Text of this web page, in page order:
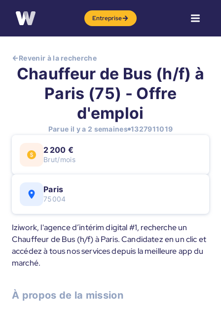
Entreprise
Revenir à la recherche
Chauffeur de Bus (h/f) à
Paris (75) - Offre
d'emploi
Parue il y a 2 semaines 1327911019
2 200 €
Brut/mois
Paris
75004
Iziwork, l'agence d’intérim digital #1, recherche un
Chauffeur de Bus (h/f) à Paris. Candidatez en un clic et
accédez à tous nos services depuis la meilleure app du
marché.
À propos de la mission